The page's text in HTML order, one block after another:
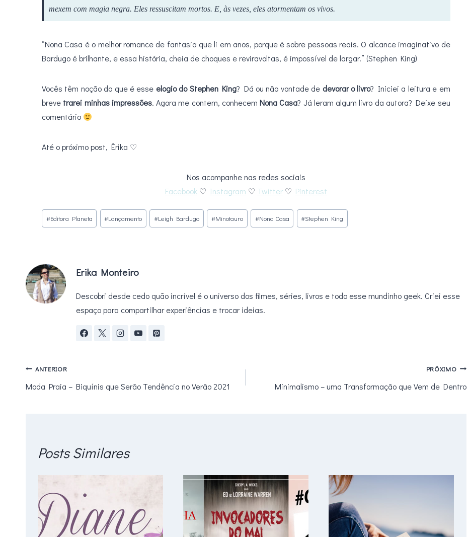
mexem com magia negra. Eles ressuscitam mortos. E, às vezes, eles atormentam os vivos.
“Nona Casa é o melhor romance de fantasia que li em anos, porque é sobre pessoas reais. O alcance imaginativo de
Bardugo é brilhante, e essa história, cheia de choques e reviravoltas, é impossível de largar.” (Stephen King)
Vocês têm noção do que é esse elogio do Stephen King? Dá ou não vontade de devorar o livro? Iniciei a leitura e em
breve trarei minhas impressões. Agora me contem, conhecemNona Casa? Já leram algum livro da autora? Deixe seu
comentário
Até o próximo post, Érika ♡
Nos acompanhe nas redes sociais
Facebook ♡ Instagram ♡ Twitter♡ Pinterest
Tags
do
#Editora Planeta #Lançamento #Leigh Bardugo #Minotauro #Nona Casa #Stephen King
Erika Monteiro
Descobri desde cedo quão incrível é o universo dos filmes, séries, livros e todo esse mundinho geek. Criei esse
espaço para compartilhar experiências e trocar ideias.
Navegação
de
ANTERIOR
Moda Praia – Biquínis que Serão Tendência no Verão 2021
PRÓXIMO
Minimalismo – uma Transformação que Vem de Dentro
Posts Similares